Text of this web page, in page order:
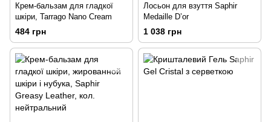
Крем-бальзам для гладкої
шкіри, Tarrago Nano Cream
484 грн
Лосьон для взуття Saphir
Medaille D’or
1 038 грн